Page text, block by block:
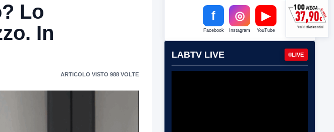
Lo
In
ARTICOLO VISTO 988 VOLTE
f
Facebook
◎
Instagram
▶
YouTube
LABTV LIVE LIVE